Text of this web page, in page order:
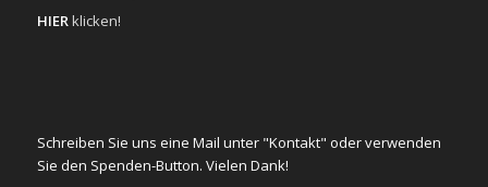
HIERklicken!
Schreiben Sie uns eine Mail unter "Kontakt" oder verwenden
Sie den Spenden-Button. Vielen Dank!